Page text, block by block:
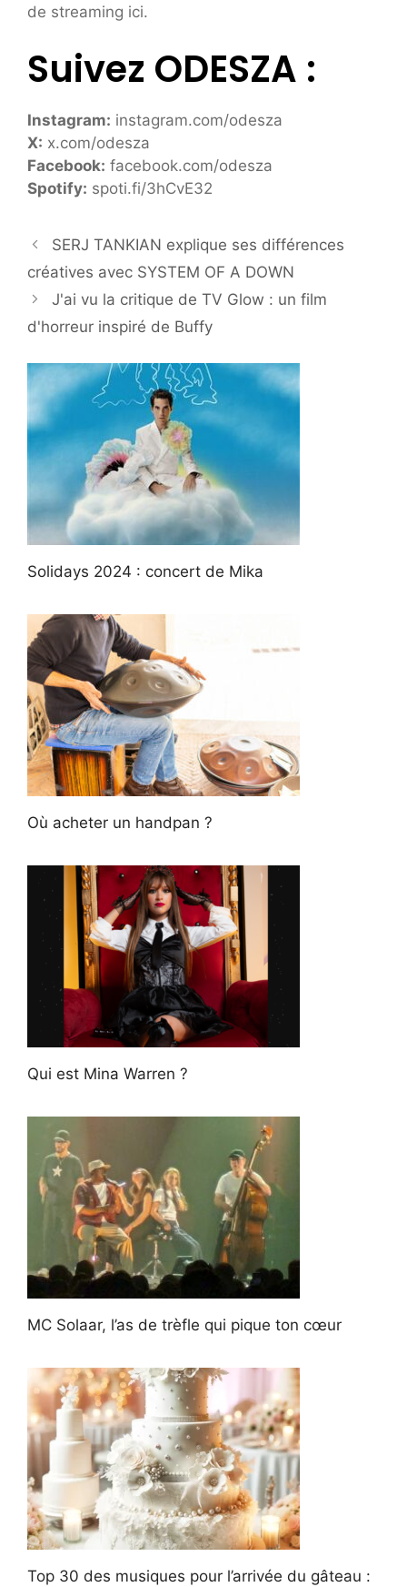
de streaming ici.
Suivez ODESZA :
Instagram: instagram.com/odesza
X: x.com/odesza
Facebook: facebook.com/odesza
Spotify: spoti.fi/3hCvE32
SERJ TANKIAN explique ses différences
créatives avec SYSTEM OF A DOWN
J'ai vu la critique de TV Glow : un film
d'horreur inspiré de Buffy
Solidays 2024 : concert de Mika
Où acheter un handpan ?
Qui est Mina Warren ?
MC Solaar, l’as de trèfle qui pique ton cœur
Top 30 des musiques pour l’arrivée du gâteau :